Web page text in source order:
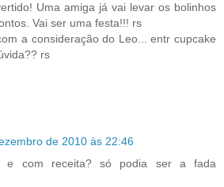
Uma amiga já vai levar os bolinhos
Vai ser uma festa!!! rs
a consideração do Leo... entr cupcake
rs
de 2010 às 22:46
e com receita? só podia ser a fada